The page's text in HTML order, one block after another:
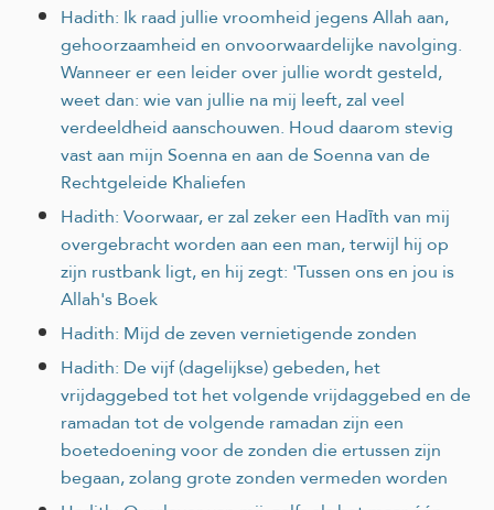
Hadith: Ik raad jullie vroomheid jegens Allah aan,
gehoorzaamheid en onvoorwaardelijke navolging.
Wanneer er een leider over jullie wordt gesteld,
weet dan: wie van jullie na mij leeft, zal veel
verdeeldheid aanschouwen. Houd daarom stevig
vast aan mijn Soenna en aan de Soenna van de
Rechtgeleide Khaliefen
Hadith: Voorwaar, er zal zeker een Hadīth van mij
overgebracht worden aan een man, terwijl hij op
zijn rustbank ligt, en hij zegt: 'Tussen ons en jou is
Allah's Boek
Hadith: Mijd de zeven vernietigende zonden
Hadith: De vijf (dagelijkse) gebeden, het
vrijdaggebed tot het volgende vrijdaggebed en de
ramadan tot de volgende ramadan zijn een
boetedoening voor de zonden die ertussen zijn
begaan, zolang grote zonden vermeden worden